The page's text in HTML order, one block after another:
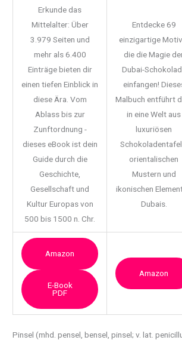
Erkunde das
Mittelalter: Über
3.979 Seiten und
mehr als 6.400
Einträge bieten dir
einen tiefen Einblick in
diese Ära. Vom
Ablass bis zur
Zunftordnung -
dieses eBook ist dein
Guide durch die
Geschichte,
Gesellschaft und
Kultur Europas von
500 bis 1500 n. Chr.
Entdecke 69
einzigartige
die die Magie
Dubai-
einfangen!
Malbuch entführt
in eine Welt aus
luxuriösen
orientalischen
Mustern und
ikonischen
Dubais.
Amazon
E-Book
PDF
Amazon
Pinsel (mhd. pensel, bensel, pinsel; v. lat.